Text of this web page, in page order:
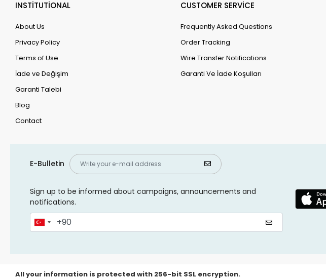
INSTİTUTİONAL
About Us
Privacy Policy
Terms of Use
İade ve Değişim
Garanti Talebi
Blog
Contact
CUSTOMER SERVİCE
Frequently Asked Questions
Order Tracking
Wire Transfer Notifications
Garanti Ve İade Koşulları
E-Bulletin
Sign up to be informed about campaigns, announcements and
notifications.
All your information is protected with 256-bit SSL encryption.